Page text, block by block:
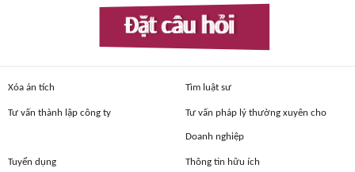
Đặt câu hỏi
Xóa án tích Tìm luật sư
Tư vấn thành lập công ty Tư vấn pháp lý thường xuyên cho
Doanh nghiệp
Tuyển dụng Thông tin hữu ích